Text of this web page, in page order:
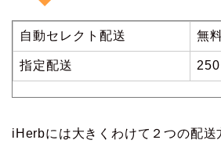
自動セレクト配送 無
指定配送
iHerbには大きくわけて２つの配送